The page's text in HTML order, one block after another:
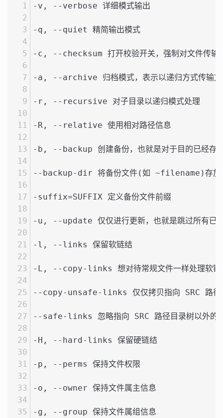
-v, --verbose 详细模式输出
-q, --quiet 精简输出模式
-c, --checksum 打开校验开关，强制对文件传输
-a, --archive 归档模式，表示以递归方式传输
-r, --recursive 对子目录以递归模式处理
-R, --relative 使用相对路径信息
-b, --backup 创建备份，也就是对于目的已经存
--backup-dir 将备份文件(如 ~filename)存放
-suffix=SUFFIX 定义备份文件前缀
-u, --update 仅仅进行更新，也就是跳过所有已经
-l, --links 保留软链结
-L, --copy-links 想对待常规文件一样处理软链
--copy-unsafe-links 仅仅拷贝指向 SRC 路径
--safe-links 忽略指向 SRC 路径目录树以外的
-H, --hard-links 保留硬链结
-p, --perms 保持文件权限
-o, --owner 保持文件属主信息
-g, --group 保持文件属组信息